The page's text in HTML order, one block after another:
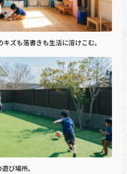
ズも落書きも生活に溶けこむ。
び場所。